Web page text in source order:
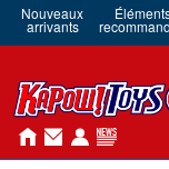
Nouveaux
arrivants